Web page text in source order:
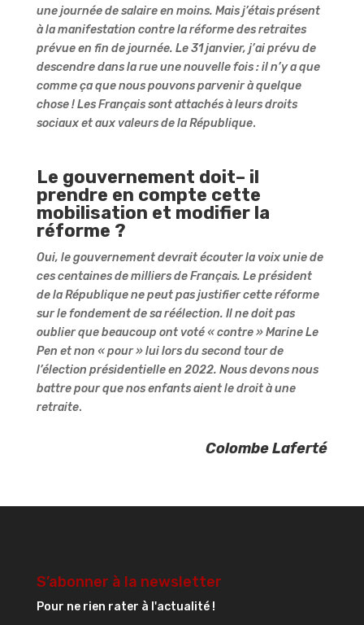
une journée de salaire en moins. Mais j’étais présent
à la manifestation contre la réforme des retraites
prévue en fin de journée. Le 31 janvier, j’ai prévu de
descendre dans la rue une nouvelle fois : il n’y a que
comme ça que nous pouvons parvenir à quelque
chose ! Les Français sont attachés à leurs droits
sociaux et aux valeurs de la République.
Le gouvernement doit– il
prendre en compte cette
mobilisation et modifier la
réforme ?
Oui, le gouvernement devrait écouter la voix unie de
ces centaines de milliers de Français. Le président
de la République ne peut pas justifier cette réforme
sur le fondement de sa réélection. Il ne doit pas
oublier que beaucoup ont voté « contre » Marine Le
Pen et non « pour » lui lors du second tour de
l’élection présidentielle en 2022. Nous devons nous
battre pour que nos enfants aient le droit à une
retraite.
Colombe Laferté
S’abonner à la newsletter
Pour ne rien rater à l'actualité !